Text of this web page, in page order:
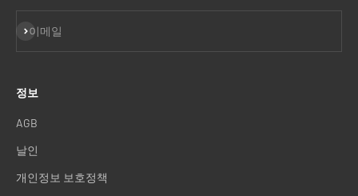
이메일
구독
정보
AGB
날인
개인정보 보호정책